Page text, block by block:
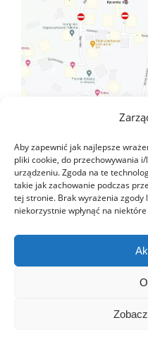
Aby zapewnić jak najlepsze
pliki cookie, do przechowywania
urządzeniu. Zgoda na te
takie jak zachowanie podczas
tej stronie. Brak wyrażenia zgody
niekorzystnie wpłynąć na
Copyright ©